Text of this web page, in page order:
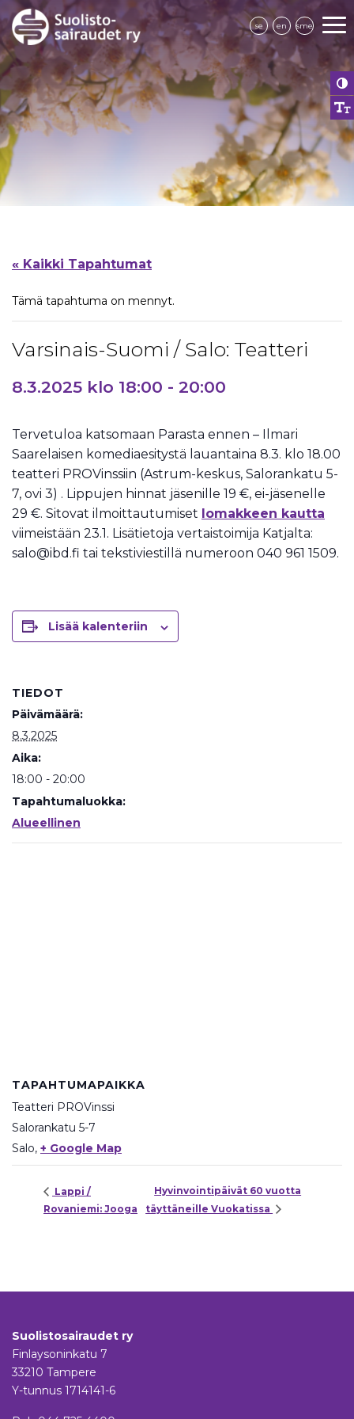
se en sme
« Kaikki Tapahtumat
Tämä tapahtuma on mennyt.
Varsinais-Suomi / Salo: Teatteri
8.3.2025 klo 18:00 - 20:00
Tervetuloa katsomaan Parasta ennen – Ilmari
Saarelaisen komediaesitystä lauantaina 8.3. klo 18.00
teatteri PROVinssiin (Astrum-keskus, Salorankatu 5-
7, ovi 3) . Lippujen hinnat jäsenille 19 €, ei-jäsenelle
29 €. Sitovat ilmoittautumiset lomakkeen kautta
viimeistään 23.1. Lisätietoja vertaistoimija Katjalta:
salo@ibd.fi tai tekstiviestillä numeroon 040 961 1509.
Lisää kalenteriin
TIEDOT
Päivämäärä:
8.3.2025
Aika:
18:00 - 20:00
Tapahtumaluokka:
Alueellinen
TAPAHTUMAPAIKKA
Teatteri PROVinssi
Salorankatu 5-7
Salo, + Google Map
Lappi /
Rovaniemi: Jooga
Hyvinvointipäivät 60 vuotta
täyttäneille Vuokatissa
Suolistosairaudet ry
Finlaysoninkatu 7
33210 Tampere
Y-tunnus 1714141-6